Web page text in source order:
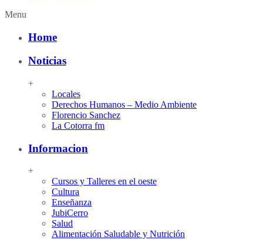
Menu
Home
Noticias
+
Locales
Derechos Humanos – Medio Ambiente
Florencio Sanchez
La Cotorra fm
Informacion
+
Cursos y Talleres en el oeste
Cultura
Enseñanza
JubiCerro
Salud
Alimentación Saludable y Nutrición